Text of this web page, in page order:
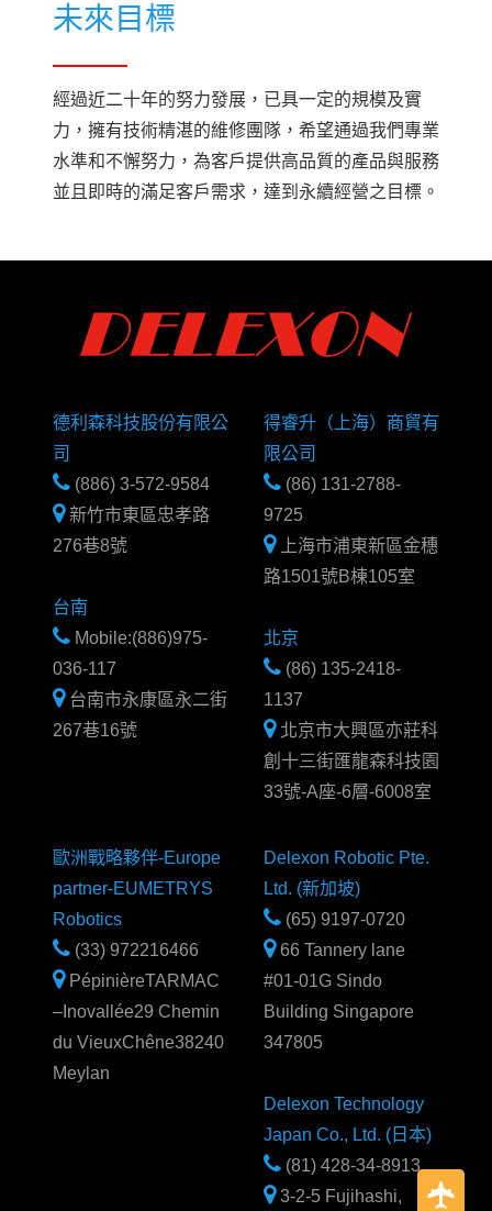
未來目標
經過近二十年的努力發展，已具一定的規模及實
力，擁有技術精湛的維修團隊，希望通過我們專業
水準和不懈努力，為客戶提供高品質的產品與服務
並且即時的滿足客戶需求，達到永續經營之目標。
德利森科技股份有限公
司
(886) 3-572-9584
新竹市東區忠孝路
276巷8號
台南
Mobile:(886)975-
036-117
台南市永康區永二街
267巷16號
得睿升（上海）商貿有
限公司
(86) 131-2788-
9725
上海市浦東新區金穗
路1501號B棟105室
北京
(86) 135-2418-
1137
北京市大興區亦莊科
創十三街匯龍森科技園
33號-A座-6層-6008室
歐洲戰略夥伴-Europe
partner-EUMETRYS
Robotics
(33) 972216466
PépinièreTARMAC
–Inovallée29 Chemin
du VieuxChêne38240
Meylan
Delexon Robotic Pte.
Ltd. (新加坡)
(65) 9197-0720
66 Tannery lane
#01-01G Sindo
Building Singapore
347805
Delexon Technology
Japan Co., Ltd. (日本)
(81) 428-34-8913
3-2-5 Fujihashi,